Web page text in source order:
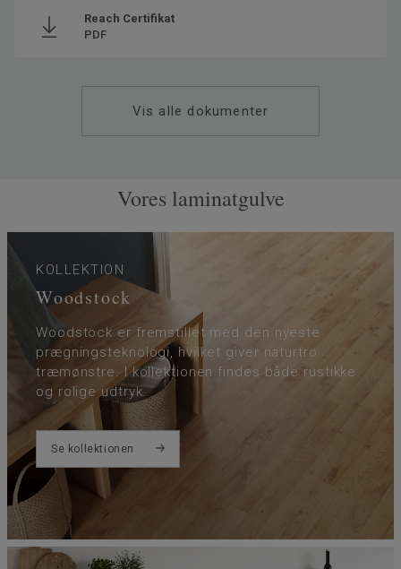
Reach Certifikat
PDF
Vis alle dokumenter
Vores laminatgulve
KOLLEKTION
Woodstock
Woodstock er fremstillet med den nyeste
prægningsteknologi, hvilket giver naturtro
træmønstre. I kollektionen findes både rustikke
og rolige udtryk.
Se kollektionen